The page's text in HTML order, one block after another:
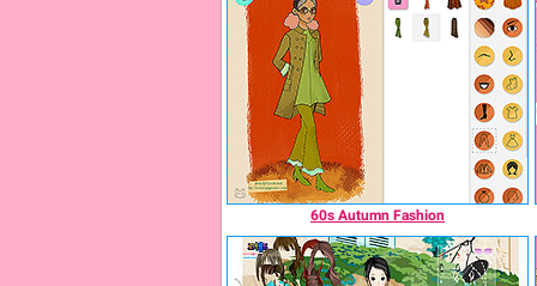
60s Autumn Fashion